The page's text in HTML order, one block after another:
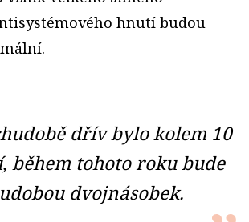
hnutí budou
dřív bylo kolem 10
během tohoto roku bude
dvojnásobek.